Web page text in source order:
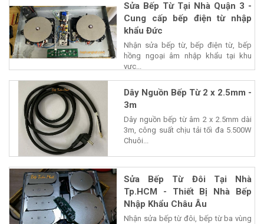
Sửa Bếp Từ Tại Nhà Quận 3 -
Cung cấp bếp điện từ nhập
khẩu Đức
Nhận sửa bếp từ, bếp điện từ, bếp
hồng ngoại âm nhập khẩu tại khu
vực...
Dây Nguồn Bếp Từ 2 x 2.5mm -
3m
Dây nguồn bếp từ âm 2 x 2.5mm dài
3m, công suất chịu tải tối đa 5.500W
Chuôi...
Sửa Bếp Từ Đôi Tại Nhà
Tp.HCM - Thiết Bị Nhà Bếp
Nhập Khẩu Châu Âu
Nhận sửa bếp từ đôi, bếp từ ba vùng